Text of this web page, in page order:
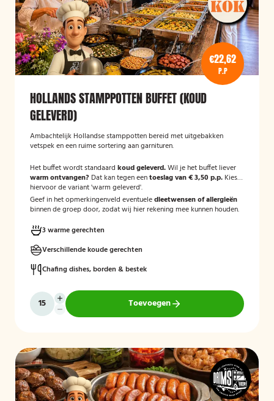
€22,62
P.P
HOLLANDS STAMPPOTTEN BUFFET (KOUD
GELEVERD)
Ambachtelijk Hollandse stamppotten bereid met uitgebakken
vetspek en een ruime sortering aan garnituren.
Het buffet wordt standaard koud geleverd.Wil je het buffet liever
warm ontvangen? Dat kan tegen eentoeslag van € 3,50 p.p. Kies
hiervoor de variant 'warm geleverd'.
Geef in het opmerkingenveld eventueledieetwensen of allergieën
binnen de groep door, zodat wij hier rekening mee kunnen houden.
3 warme gerechten
Verschillende koude gerechten
Chafing dishes, borden & bestek
Toevoegen